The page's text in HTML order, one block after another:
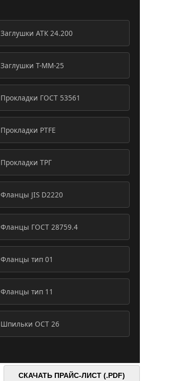
Заглушки АТК 24.200
Заглушки Т-ММ-25
Прокладки ГОСТ 53561
Прокладки PTFE
Прокладки ТРГ
Фланцы JIS D2220
Фланцы ГОСТ 28759.4
Фланцы тип 01
Фланцы тип 11
Шпильки ОСТ 26
СКАЧАТЬ ПРАЙС-ЛИСТ (.PDF)